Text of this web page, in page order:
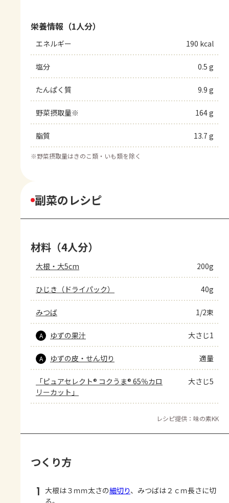
栄養情報（1人分）
エネルギー 190 kcal
塩分 0.5 g
たんぱく質 9.9 g
野菜摂取量※ 164 g
脂質 13.7 g
※野菜摂取量はきのこ類・いも類を除く
副菜のレシピ
材料（4人分）
大根・大5cm 200g
ひじき（ドライパック） 40g
みつば 1/2束
A ゆずの果汁 大さじ1
A ゆずの皮・せん切り 適量
「ピュアセレクト® コクうま® 65％カロ
リーカット」
大さじ5
レシピ提供：味の素KK
つくり方
1 大根は３ｍｍ太さの細切り、みつばは２ｃｍ長さに切